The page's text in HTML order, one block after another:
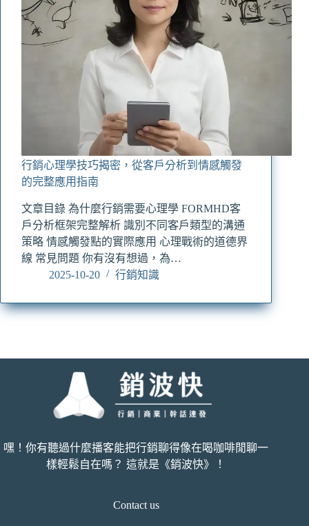
行銷心理學技巧揭密，從客戶分析到情感觸發
的完整應用指南
文章目錄 為什麼行銷需要心理學 FORMHD客
戶分析框架完整解析 識別不同客戶類型的溝通
策略 情感觸發點的實際應用 心理戰術的道德界
線 常見問題 你有沒有想過，為…
2025-10-20
行銷知識
嘿！你有聽過什麼播客能把行銷聊得像在喝咖啡閒聊一
樣輕鬆自在嗎？ 這就是《銷波快》！
Contact us